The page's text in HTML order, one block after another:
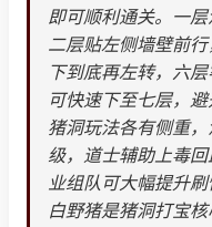
即可顺利通关。一层
二层贴左侧墙壁前
下到底再左转，六
可快速下至七层，
猪洞玩法各有侧重
级，道士辅助上毒
业组队可大幅提升刷
白野猪是猪洞打宝